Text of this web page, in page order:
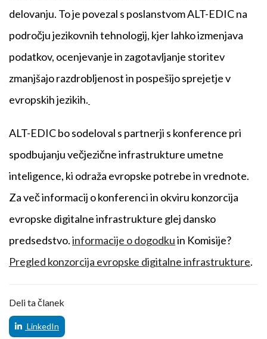
delovanju. To je povezal s poslanstvom ALT-EDIC na
področju jezikovnih tehnologij, kjer lahko izmenjava
podatkov, ocenjevanje in zagotavljanje storitev
zmanjšajo razdrobljenost in pospešijo sprejetje v
evropskih jezikih.
ALT-EDIC bo sodeloval s partnerji s konference pri
spodbujanju večjezične infrastrukture umetne
inteligence, ki odraža evropske potrebe in vrednote.
Za več informacij o konferenci in okviru konzorcija
evropske digitalne infrastrukture glej dansko
predsedstvo.informacije o dogodkuin Komisije?
Pregled konzorcija evropske digitalne infrastrukture.
Deli ta članek
LinkedIn